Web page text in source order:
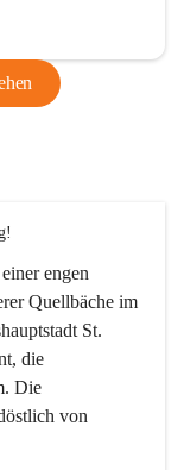
engen
Quellbäche im
St.
die
Die
von